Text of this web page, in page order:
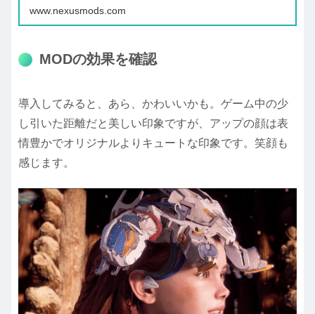
www.nexusmods.com
MODの効果を確認
導入してみると、あら、かわいいかも。ゲーム中の少
し引いた距離だと美しい印象ですが、アップの顔は表
情豊かでオリジナルよりキュートな印象です。笑顔も
感じます。